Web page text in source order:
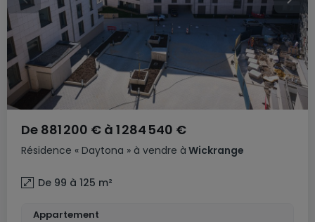
Résidence « Daytona » à vendre à Wickrange
De 881 200 € à 1 284 540 €
De 99 à 125 m²
Appartement